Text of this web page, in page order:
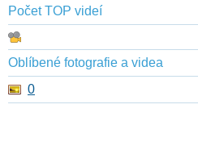
Počet TOP videí
Oblíbené fotografie a videa
0